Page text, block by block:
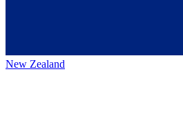
New Zealand